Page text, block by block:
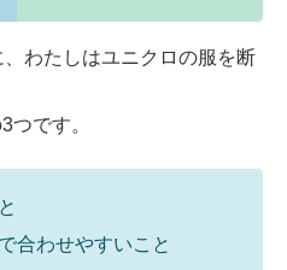
わたしはユニクロの服を断
つです。
合わせやすいこと